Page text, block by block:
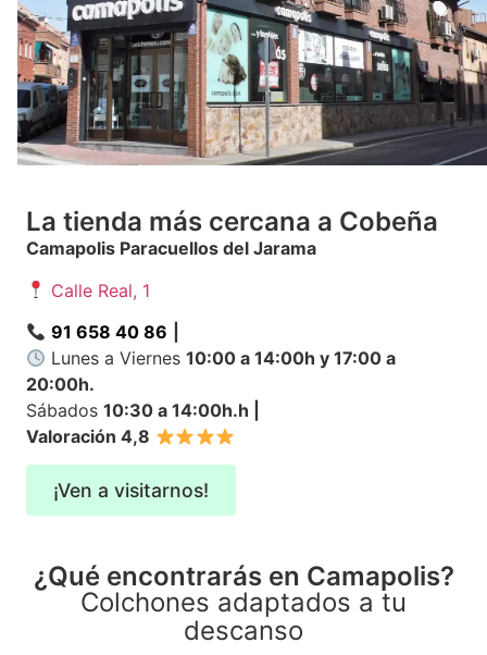
La tienda más cercana a Cobeña
Camapolis Paracuellos del Jarama
Calle Real, 1
91 658 40 86
Lunes a Viernes10:00 a 14:00h y 17:00 a
20:00h.
Sábados 10:30 a 14:00h.h
Valoración 4,8
¡Ven a visitarnos!
¿Qué encontrarás en Camapolis?
Colchones adaptados a tu
descanso